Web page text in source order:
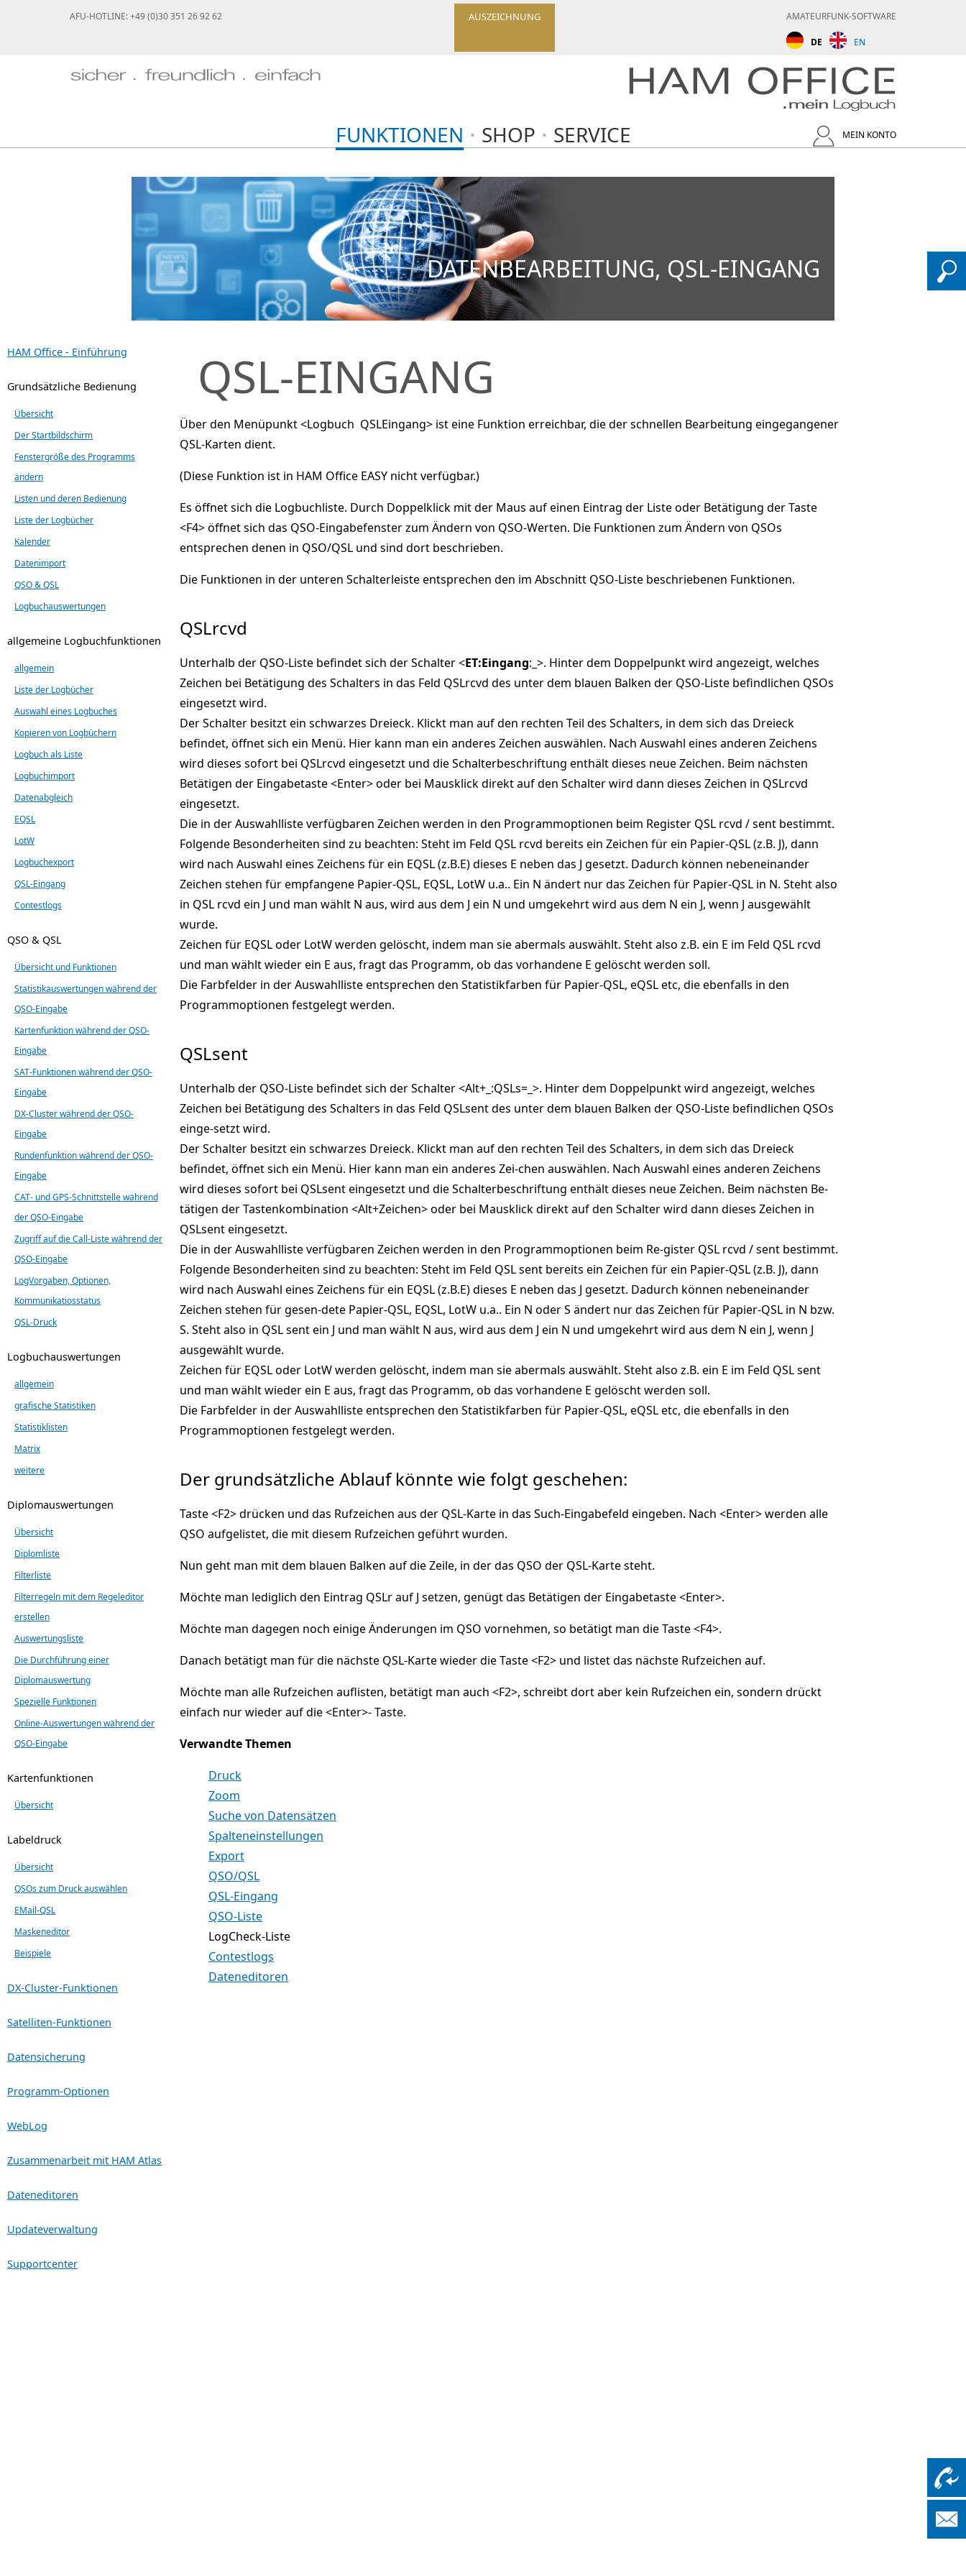
AFU-HOTLINE: +49 (0)30 351 26 92 62 AUSZEICHNUNG AMATEURFUNK-SOFTWARE
DE EN
MEIN KONTO
FUNKTIONEN SHOP SERVICE
DATENBEARBEITUNG, QSL-EINGANG
HAM Office - Einführung
Grundsätzliche Bedienung
Übersicht
Der Startbildschirm
Fenstergröße des Programms
ändern
Listen und deren Bedienung
Liste der Logbücher
Kalender
Datenimport
QSO & QSL
Logbuchauswertungen
allgemeine Logbuchfunktionen
allgemein
Liste der Logbücher
Auswahl eines Logbuches
Kopieren von Logbüchern
Logbuch als Liste
Logbuchimport
Datenabgleich
EQSL
LotW
Logbuchexport
QSL-Eingang
Contestlogs
QSO & QSL
Übersicht und Funktionen
Statistikauswertungen während der
QSO-Eingabe
Kartenfunktion während der QSO-
Eingabe
SAT-Funktionen während der QSO-
Eingabe
DX-Cluster während der QSO-
Eingabe
Rundenfunktion während der QSO-
Eingabe
CAT- und GPS-Schnittstelle während
der QSO-Eingabe
Zugriff auf die Call-Liste während der
QSO-Eingabe
LogVorgaben, Optionen,
Kommunikatiosstatus
QSL-Druck
Logbuchauswertungen
allgemein
grafische Statistiken
Statistiklisten
Matrix
weitere
Diplomauswertungen
Übersicht
Diplomliste
Filterliste
Filterregeln mit dem Regeleditor
erstellen
Auswertungsliste
Die Durchführung einer
Diplomauswertung
Spezielle Funktionen
Online-Auswertungen während der
QSO-Eingabe
Kartenfunktionen
Übersicht
Labeldruck
Übersicht
QSOs zum Druck auswählen
EMail-QSL
Maskeneditor
Beispiele
DX-Cluster-Funktionen
Satelliten-Funktionen
Datensicherung
Programm-Optionen
WebLog
Zusammenarbeit mit HAM Atlas
Dateneditoren
Updateverwaltung
Supportcenter
QSL-EINGANG
Über den Menüpunkt <Logbuch  QSLEingang> ist eine Funktion erreichbar, die der schnellen Bearbeitung eingegangener
QSL-Karten dient.
(Diese Funktion ist in HAM Office EASY nicht verfügbar.)
Es öffnet sich die Logbuchliste. Durch Doppelklick mit der Maus auf einen Eintrag der Liste oder Betätigung der Taste
<F4> öffnet sich das QSO-Eingabefenster zum Ändern von QSO-Werten. Die Funktionen zum Ändern von QSOs
entsprechen denen in QSO/QSL und sind dort beschrieben.
Die Funktionen in der unteren Schalterleiste entsprechen den im Abschnitt QSO-Liste beschriebenen Funktionen.
QSLrcvd
Unterhalb der QSO-Liste befindet sich der Schalter <ET:Eingang:_>. Hinter dem Doppelpunkt wird angezeigt, welches
Zeichen bei Betätigung des Schalters in das Feld QSLrcvd des unter dem blauen Balken der QSO-Liste befindlichen QSOs
eingesetzt wird.
Der Schalter besitzt ein schwarzes Dreieck. Klickt man auf den rechten Teil des Schalters, in dem sich das Dreieck
befindet, öffnet sich ein Menü. Hier kann man ein anderes Zeichen auswählen. Nach Auswahl eines anderen Zeichens
wird dieses sofort bei QSLrcvd eingesetzt und die Schalterbeschriftung enthält dieses neue Zeichen. Beim nächsten
Betätigen der Eingabetaste <Enter> oder bei Mausklick direkt auf den Schalter wird dann dieses Zeichen in QSLrcvd
eingesetzt.
Die in der Auswahlliste verfügbaren Zeichen werden in den Programmoptionen beim Register QSL rcvd / sent bestimmt.
Folgende Besonderheiten sind zu beachten: Steht im Feld QSL rcvd bereits ein Zeichen für ein Papier-QSL (z.B. J), dann
wird nach Auswahl eines Zeichens für ein EQSL (z.B.E) dieses E neben das J gesetzt. Dadurch können nebeneinander
Zeichen stehen für empfangene Papier-QSL, EQSL, LotW u.a.. Ein N ändert nur das Zeichen für Papier-QSL in N. Steht also
in QSL rcvd ein J und man wählt N aus, wird aus dem J ein N und umgekehrt wird aus dem N ein J, wenn J ausgewählt
wurde.
Zeichen für EQSL oder LotW werden gelöscht, indem man sie abermals auswählt. Steht also z.B. ein E im Feld QSL rcvd
und man wählt wieder ein E aus, fragt das Programm, ob das vorhandene E gelöscht werden soll.
Die Farbfelder in der Auswahlliste entsprechen den Statistikfarben für Papier-QSL, eQSL etc, die ebenfalls in den
Programmoptionen festgelegt werden.
QSLsent
Unterhalb der QSO-Liste befindet sich der Schalter <Alt+_:QSLs=_>. Hinter dem Doppelpunkt wird angezeigt, welches
Zeichen bei Betätigung des Schalters in das Feld QSLsent des unter dem blauen Balken der QSO-Liste befindlichen QSOs
einge-setzt wird.
Der Schalter besitzt ein schwarzes Dreieck. Klickt man auf den rechten Teil des Schalters, in dem sich das Dreieck
befindet, öffnet sich ein Menü. Hier kann man ein anderes Zei-chen auswählen. Nach Auswahl eines anderen Zeichens
wird dieses sofort bei QSLsent eingesetzt und die Schalterbeschriftung enthält dieses neue Zeichen. Beim nächsten Be-
tätigen der Tastenkombination <Alt+Zeichen> oder bei Mausklick direkt auf den Schalter wird dann dieses Zeichen in
QSLsent eingesetzt.
Die in der Auswahlliste verfügbaren Zeichen werden in den Programmoptionen beim Re-gister QSL rcvd / sent bestimmt.
Folgende Besonderheiten sind zu beachten: Steht im Feld QSL sent bereits ein Zeichen für ein Papier-QSL (z.B. J), dann
wird nach Auswahl eines Zeichens für ein EQSL (z.B.E) dieses E neben das J gesetzt. Dadurch können nebeneinander
Zeichen stehen für gesen-dete Papier-QSL, EQSL, LotW u.a.. Ein N oder S ändert nur das Zeichen für Papier-QSL in N bzw.
S. Steht also in QSL sent ein J und man wählt N aus, wird aus dem J ein N und umgekehrt wird aus dem N ein J, wenn J
ausgewählt wurde.
Zeichen für EQSL oder LotW werden gelöscht, indem man sie abermals auswählt. Steht also z.B. ein E im Feld QSL sent
und man wählt wieder ein E aus, fragt das Programm, ob das vorhandene E gelöscht werden soll.
Die Farbfelder in der Auswahlliste entsprechen den Statistikfarben für Papier-QSL, eQSL etc, die ebenfalls in den
Programmoptionen festgelegt werden.
Der grundsätzliche Ablauf könnte wie folgt geschehen:
Taste <F2> drücken und das Rufzeichen aus der QSL-Karte in das Such-Eingabefeld eingeben. Nach <Enter> werden alle
QSO aufgelistet, die mit diesem Rufzeichen geführt wurden.
Nun geht man mit dem blauen Balken auf die Zeile, in der das QSO der QSL-Karte steht.
Möchte man lediglich den Eintrag QSLr auf J setzen, genügt das Betätigen der Eingabetaste <Enter>.
Möchte man dagegen noch einige Änderungen im QSO vornehmen, so betätigt man die Taste <F4>.
Danach betätigt man für die nächste QSL-Karte wieder die Taste <F2> und listet das nächste Rufzeichen auf.
Möchte man alle Rufzeichen auflisten, betätigt man auch <F2>, schreibt dort aber kein Rufzeichen ein, sondern drückt
einfach nur wieder auf die <Enter>- Taste.
Verwandte Themen
Druck
Zoom
Suche von Datensätzen
Spalteneinstellungen
Export
QSO/QSL
QSL-Eingang
QSO-Liste
LogCheck-Liste
Contestlogs
Dateneditoren